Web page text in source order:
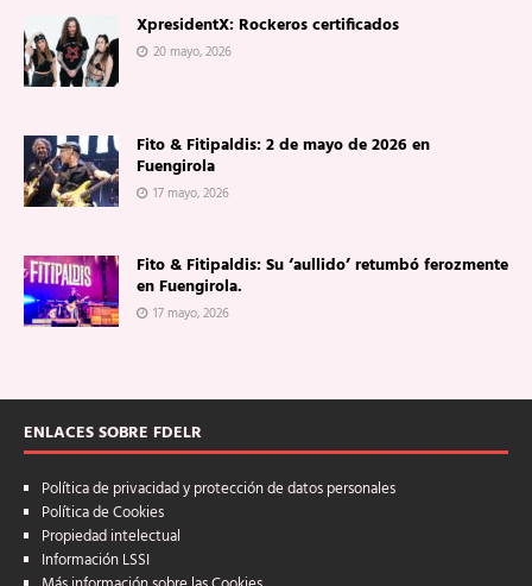
XpresidentX: Rockeros certificados
20 mayo, 2026
Fito & Fitipaldis: 2 de mayo de 2026 en
Fuengirola
17 mayo, 2026
Fito & Fitipaldis: Su ‘aullido’ retumbó ferozmente
en Fuengirola.
17 mayo, 2026
ENLACES SOBRE FDELR
Política de privacidad y protección de datos personales
Política de Cookies
Propiedad intelectual
Información LSSI